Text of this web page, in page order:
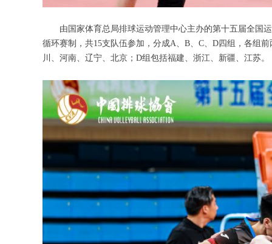
由国家体育总局排球运动管理中心主办的第十五届全国运
循环赛制，共15支队伍参加，分成A、B、C、D四组，各组
川、河南、辽宁、北京；D组包括福建、浙江、新疆、江苏。